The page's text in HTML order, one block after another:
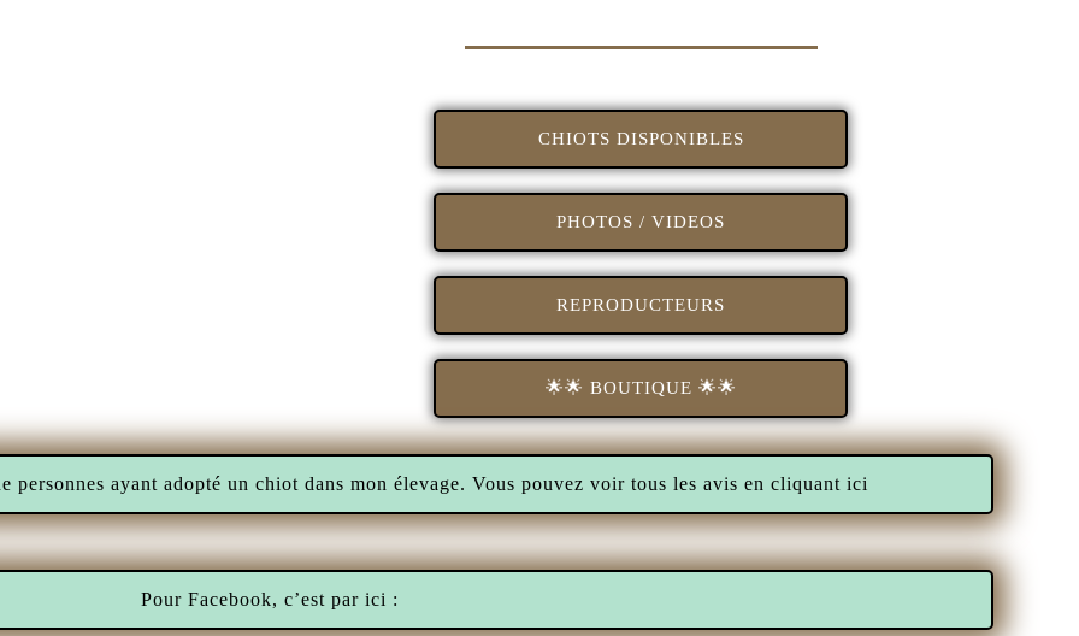
CHIOTS DISPONIBLES
PHOTOS / VIDEOS
REPRODUCTEURS
🌟​🌟 BOUTIQUE 🌟​🌟​
personnes ayant adopté un chiot dans mon élevage. Vous pouvez voir tous les avis en cliquant ici
Pour Facebook, c’est par ici :